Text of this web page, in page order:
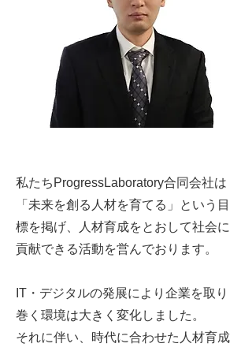
私たちProgressLaboratory合同会社は
「未来を創る人材を育てる」という目
標を掲げ、人材育成をとおして社会に
貢献できる活動を営んでおります。
IT・デジタルの発展により企業を取り
巻く環境は大きく変化しました。
それに伴い、時代に合わせた人材育成